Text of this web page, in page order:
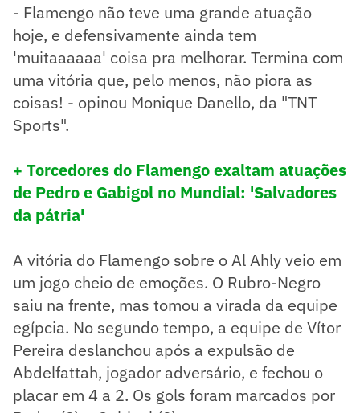
- Flamengo não teve uma grande atuação
hoje, e defensivamente ainda tem
'muitaaaaaa' coisa pra melhorar. Termina com
uma vitória que, pelo menos, não piora as
coisas! - opinou Monique Danello, da "TNT
Sports".
+ Torcedores do Flamengo exaltam atuações
de Pedro e Gabigol no Mundial: 'Salvadores
da pátria'
A vitória do Flamengo sobre o Al Ahly veio em
um jogo cheio de emoções. O Rubro-Negro
saiu na frente, mas tomou a virada da equipe
egípcia. No segundo tempo, a equipe de Vítor
Pereira deslanchou após a expulsão de
Abdelfattah, jogador adversário, e fechou o
placar em 4 a 2. Os gols foram marcados por